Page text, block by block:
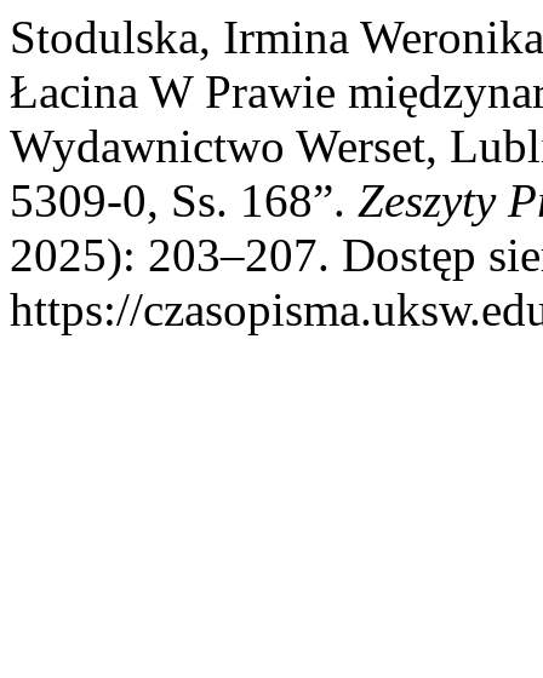
Stodulska, Irmina
Łacina W Prawie
Wydawnictwo Werset,
5309-0, Ss. 168”. Zeszyty
2025): 203–207. Dostęp
https://